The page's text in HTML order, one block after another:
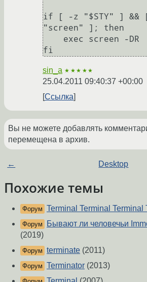
if [ -z "$STY" ] && [
"screen" ]; then
sin_a ★★★★★
25.04.2011 09:40:37 +00:00
Ссылка
Вы не можете добавлять
перемещена в архив.
← Desktop
Похожие темы
Форум Terminal Terminal Terminal
Форум
Бывают ли человечьи
(2019)
Форум terminate (2011)
Форум Terminator (2013)